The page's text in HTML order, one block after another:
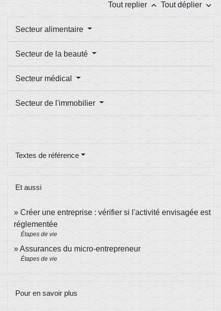
Tout replier keyboard_arrow_up Tout déplier keyboard_arrow_down
Secteur alimentaire
Secteur de la beauté
Secteur médical
Secteur de l'immobilier
Textes de référence
Et aussi
Créer une entreprise : vérifier si l'activité envisagée est
réglementée
Étapes de vie
Assurances du micro-entrepreneur
Étapes de vie
Pour en savoir plus